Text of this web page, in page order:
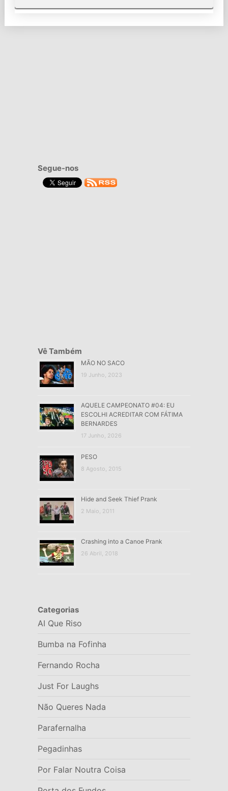
Segue-nos
Vê Também
MÃO NO SACO
19 Junho, 2023
AQUELE CAMPEONATO #04: EU
ESCOLHI ACREDITAR COM FÁTIMA
BERNARDES
17 Junho, 2026
PESO
8 Agosto, 2015
Hide and Seek Thief Prank
2 Maio, 2011
Crashing into a Canoe Prank
26 Abril, 2018
Categorias
AI Que Riso
Bumba na Fofinha
Fernando Rocha
Just For Laughs
Não Queres Nada
Parafernalha
Pegadinhas
Por Falar Noutra Coisa